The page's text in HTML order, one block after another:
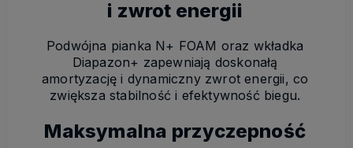
i zwrot energii
Podwójna pianka N+ FOAM oraz wkładka
Diapazon+ zapewniają doskonałą
amortyzację i dynamiczny zwrot energii, co
zwiększa stabilność i efektywność biegu.
Maksymalna przyczepność